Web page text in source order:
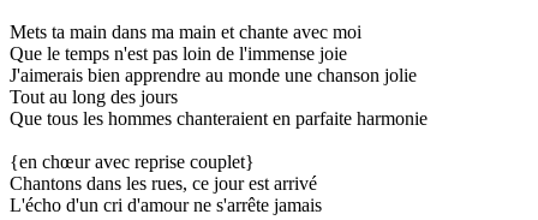
Mets ta main dans ma main et chante avec moi
Que le temps n'est pas loin de l'immense joie
J'aimerais bien apprendre au monde une chanson jolie
Tout au long des jours
Que tous les hommes chanteraient en parfaite harmonie
{en chœur avec reprise couplet}
Chantons dans les rues, ce jour est arrivé
L'écho d'un cri d'amour ne s'arrête jamais